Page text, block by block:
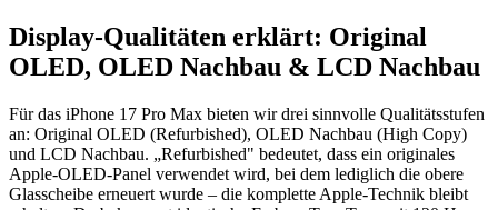
Display-Qualitäten erklärt: Original
OLED, OLED Nachbau & LCD Nachbau
Für das iPhone 17 Pro Max bieten wir drei sinnvolle Qualitätsstufen
an: Original OLED (Refurbished), OLED Nachbau (High Copy)
und LCD Nachbau. „Refurbished" bedeutet, dass ein originales
Apple-OLED-Panel verwendet wird, bei dem lediglich die obere
Glasscheibe erneuert wurde – die komplette Apple-Technik bleibt